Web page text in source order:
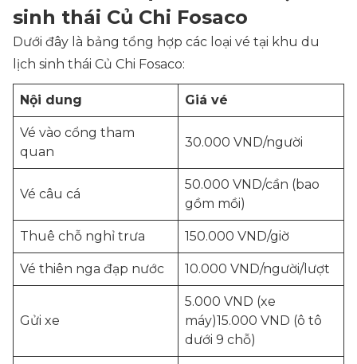
sinh thái Củ Chi Fosaco
Dưới đây là bảng tổng hợp các loại vé tại khu du
lịch sinh thái Củ Chi Fosaco:
Nội dung Giá vé
Vé vào cổng tham
quan
30.000 VND/người
Vé câu cá
50.000 VND/cần (bao
gồm mồi)
Thuê chỗ nghỉ trưa 150.000 VND/giờ
Vé thiên nga đạp nước 10.000 VND/người/lượt
Gửi xe
5.000 VND (xe
máy)15.000 VND (ô tô
dưới 9 chỗ)